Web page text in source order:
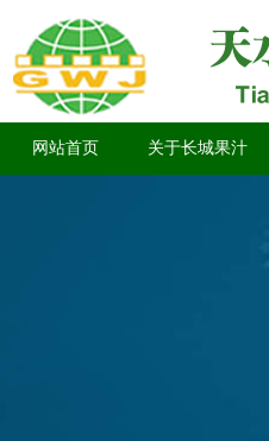
网站首页 关于长城果汁